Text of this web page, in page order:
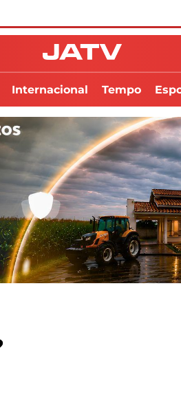
Internacional Tempo